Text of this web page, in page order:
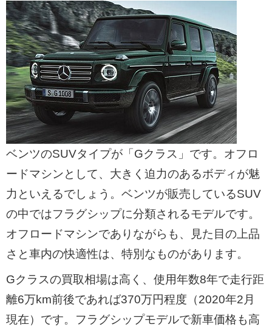
ベンツのSUVタイプが「Gクラス」です。オフロ
ードマシンとして、大きく迫力のあるボディが魅
力といえるでしょう。ベンツが販売しているSUV
の中ではフラグシップに分類されるモデルです。
オフロードマシンでありながらも、見た目の上品
さと車内の快適性は、特別なものがあります。
Gクラスの買取相場は高く、使用年数8年で走行距
離6万km前後であれば370万円程度（2020年2月
現在）です。フラグシップモデルで新車価格も高